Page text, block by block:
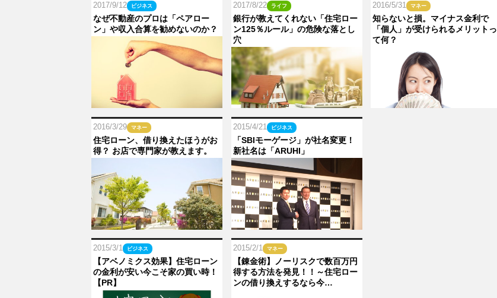
2017/9/12 ビジネス
なぜ不動産のプロは「ペアロー
ン」や収入合算を勧めないのか？
2017/8/22 ライフ
銀行が教えてくれない「住宅ロー
ン125％ルール」の危険な落とし
穴
2016/5/31 マネー
知らないと損。マイナス金利で
「個人」が受けられるメリットっ
て何？
2016/3/29 マネー
住宅ローン、借り換えたほうがお
得？ お店で専門家が教えます。
2015/4/21 ビジネス
「SBIモーゲージ」が社名変更！
新社名は「ARUHI」
2015/3/1 ビジネス
【アベノミクス効果】住宅ローン
の金利が安い今こそ家の買い時！
【PR】
2015/2/1 マネー
【錬金術】ノーリスクで数百万円
得する方法を発見！！～住宅ロー
ンの借り換えするなら今…